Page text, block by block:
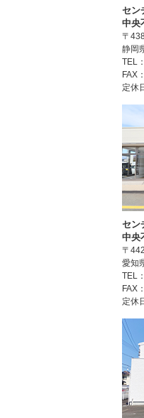
セン
中央
〒
静岡
TEL
FAX
定休
セン
中央
〒
愛知
TEL
FAX
定休